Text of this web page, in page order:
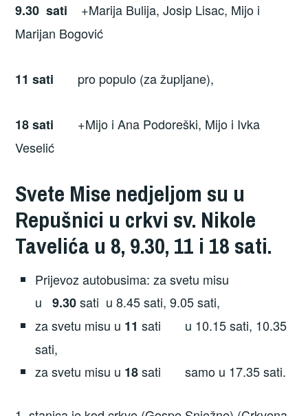
9.30 sati +Marija Bulija, Josip Lisac, Mijo i
Marijan Bogović
11 sati pro populo (za župljane),
18 sati +Mijo i Ana Podoreški, Mijo i Ivka
Veselić
Svete Mise nedjeljom su u
Repušnici u crkvi sv. Nikole
Tavelića u 8, 9.30, 11 i 18 sati.
Prijevoz autobusima: za svetu misu
u9.30sati u 8.45 sati, 9.05 sati,
za svetu misu u 11 sati u 10.15 sati, 10.35
sati,
za svetu misu u 18sati samo u 17.35 sati.